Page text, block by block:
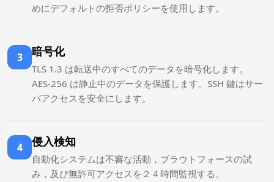
めにデフォルトの拒否ポリシーを使用します。
3 暗号化
TLS 1.3 は転送中のすべてのデータを暗号化します。
AES-256 は静止中のデータを保護します。SSH 鍵はサー
バアクセスを安全にします。
4 侵入検知
自動化システムは不審な活動，ブラウトフォースの試
み，及び無許可アクセスを２４時間監視する。